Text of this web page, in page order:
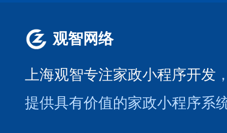
观智网络
上海观智专注家政小程序开发
提供具有价值的家政小程序系